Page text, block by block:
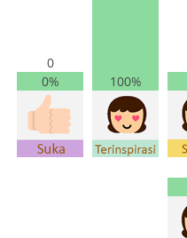
0
0%
100%